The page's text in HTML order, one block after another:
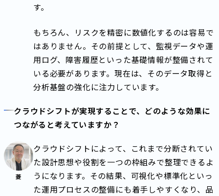
す。
もちろん、リスクを精密に数値化するのは容易で
はありません。その前提として、監視データや運
用ログ、障害履歴といった基礎情報が整備されて
いる必要があります。現在は、そのデータ取得と
分析基盤の強化に注力しています。
クラウドシフトが実現することで、どのような効果に
つながると考えていますか？
菱
クラウドシフトによって、これまで分断されてい
た設計思想や役割を一つの枠組みで整理できるよ
うになります。その結果、可視化や標準化といっ
た運用プロセスの整備にも着手しやすくなり、品